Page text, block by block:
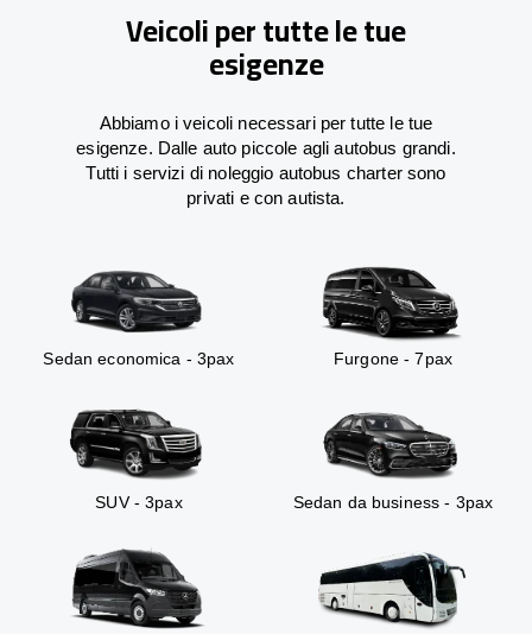
Veicoli per tutte le tue
esigenze
Abbiamo i veicoli necessari per tutte le tue
esigenze. Dalle auto piccole agli autobus grandi.
Tutti i servizi di noleggio autobus charter sono
privati e con autista.
Sedan economica - 3pax Furgone - 7pax
SUV - 3pax Sedan da business - 3pax